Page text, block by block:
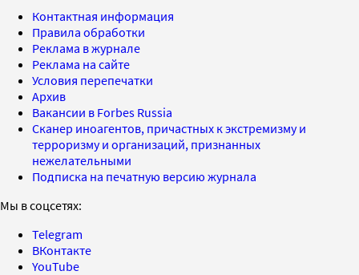
Контактная информация
Правила обработки
Реклама в журнале
Реклама на сайте
Условия перепечатки
Архив
Вакансии в Forbes Russia
Сканер иноагентов, причастных к экстремизму и
терроризму и организаций, признанных
нежелательными
Подписка на печатную версию журнала
Мы в соцсетях:
Telegram
ВКонтакте
YouTube